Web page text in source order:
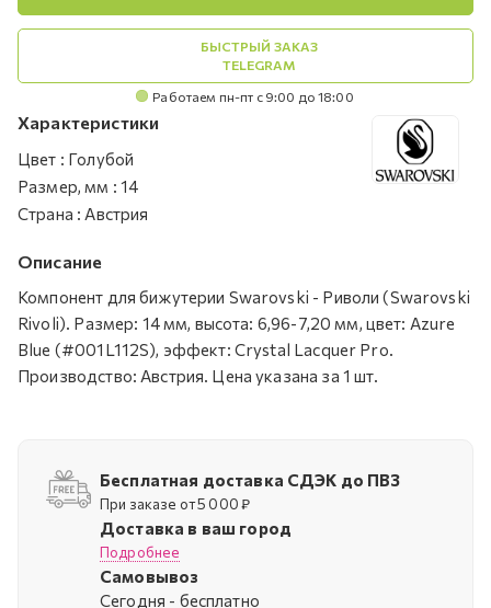
БЫСТРЫЙ ЗАКАЗ
TELEGRAM
Работаем пн-пт с 9:00 до 18:00
Характеристики
Цвет : Голубой
Размер, мм : 14
Страна : Австрия
Описание
Компонент для бижутерии Swarovski - Риволи (Swarovski
Rivoli). Размер: 14 мм, высота: 6,96-7,20 мм, цвет: Azure
Blue (#001L112S), эффект: Crystal Lacquer Pro.
Производство: Австрия. Цена указана за 1 шт.
Бесплатная доставка СДЭК до ПВЗ
При заказе от 5 000 ₽
Доставка в ваш город
Подробнее
Самовывоз
Cегодня - бесплатно